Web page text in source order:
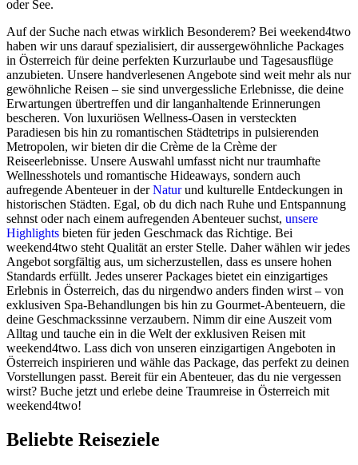
oder See.
Auf der Suche nach etwas wirklich Besonderem? Bei weekend4two
haben wir uns darauf spezialisiert, dir aussergewöhnliche Packages
in Österreich für deine perfekten Kurzurlaube und Tagesausflüge
anzubieten. Unsere handverlesenen Angebote sind weit mehr als nur
gewöhnliche Reisen – sie sind unvergessliche Erlebnisse, die deine
Erwartungen übertreffen und dir langanhaltende Erinnerungen
bescheren. Von luxuriösen Wellness-Oasen in versteckten
Paradiesen bis hin zu romantischen Städtetrips in pulsierenden
Metropolen, wir bieten dir die Crème de la Crème der
Reiseerlebnisse. Unsere Auswahl umfasst nicht nur traumhafte
Wellnesshotels und romantische Hideaways, sondern auch
aufregende Abenteuer in derNaturund kulturelle Entdeckungen in
historischen Städten. Egal, ob du dich nach Ruhe und Entspannung
sehnst oder nach einem aufregenden Abenteuer suchst, unsere
Highlights bieten für jeden Geschmack das Richtige. Bei
weekend4two steht Qualität an erster Stelle. Daher wählen wir jedes
Angebot sorgfältig aus, um sicherzustellen, dass es unsere hohen
Standards erfüllt. Jedes unserer Packages bietet ein einzigartiges
Erlebnis in Österreich, das du nirgendwo anders finden wirst – von
exklusiven Spa-Behandlungen bis hin zu Gourmet-Abenteuern, die
deine Geschmackssinne verzaubern. Nimm dir eine Auszeit vom
Alltag und tauche ein in die Welt der exklusiven Reisen mit
weekend4two. Lass dich von unseren einzigartigen Angeboten in
Österreich inspirieren und wähle das Package, das perfekt zu deinen
Vorstellungen passt. Bereit für ein Abenteuer, das du nie vergessen
wirst? Buche jetzt und erlebe deine Traumreise in Österreich mit
weekend4two!
Beliebte Reiseziele